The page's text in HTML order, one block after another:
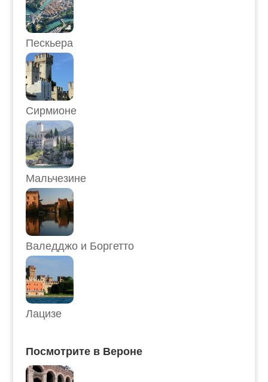
Пескьера
Сирмионе
Мальчезине
Валедджо и Боргетто
Лацизе
Посмотрите в Вероне